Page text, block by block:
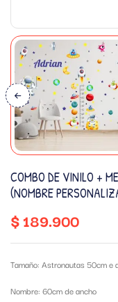
COMBO DE VINILO +
(NOMBRE
$189.900
Tamaño: Astronautas 50cm e
Nombre: 60cm de ancho